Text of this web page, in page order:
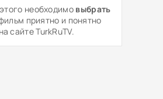
необходимо выбрать
приятно и понятно
сайте TurkRuTV.